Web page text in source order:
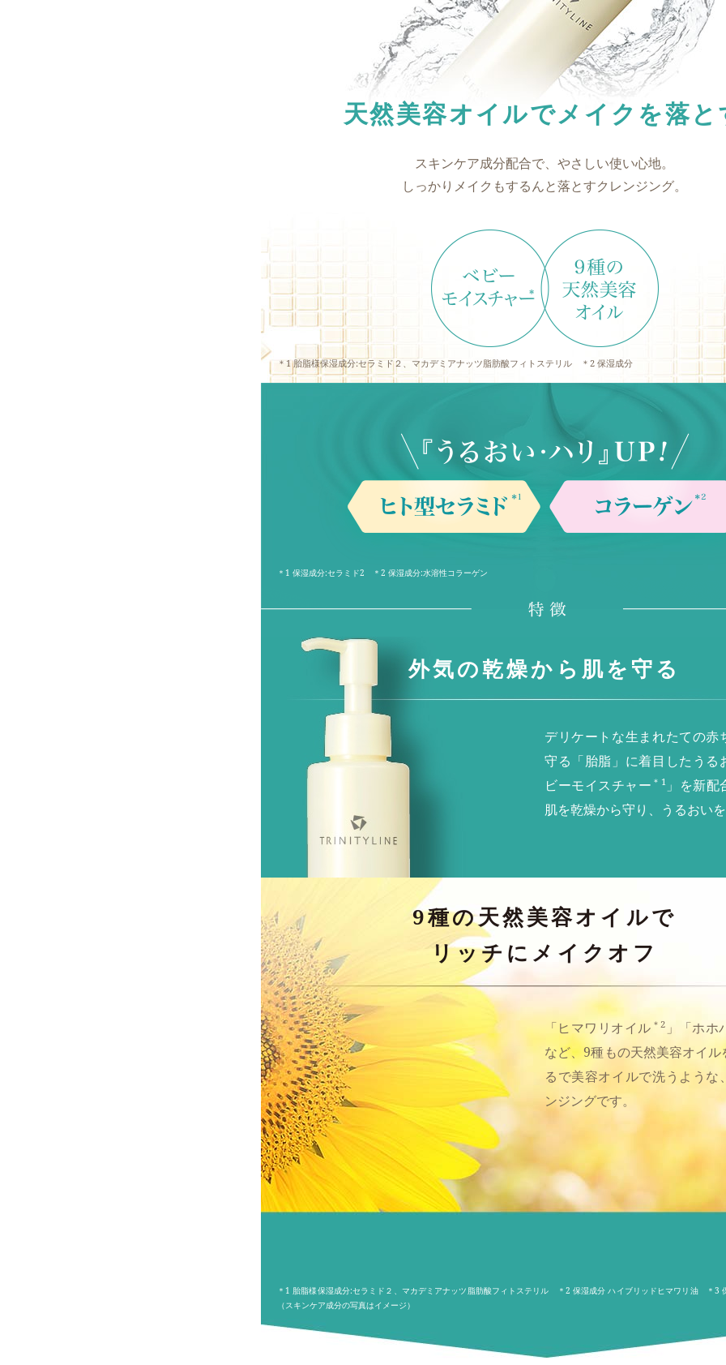
天然美容オイルでメイクを落と
スキンケア成分配合で、やさしい使い心地。
しっかりメイクもするんと落とすクレンジング。
＊1 胎脂様保湿成分:セラミド２、マカデミアナッツ脂肪酸フィトステリル ＊2 保湿成分
＊1 保湿成分:セラミド2 ＊2 保湿成分:水溶性コラーゲン
外気の乾燥から肌を守る
デリケートな生まれたての赤
守る「胎脂」に着目したうる
ビーモイスチャー ＊1」を新配
肌を乾燥から守り、うるおい
9種の天然美容オイルで
リッチにメイクオフ
「ヒマワリオイル ＊2 」「ホホ
など、9種もの天然美容オイ
るで美容オイルで洗うような
ンジングです。
＊1 胎脂様保湿成分:セラミド２、マカデミアナッツ脂肪酸フィトステリル ＊2 保湿成分 ハイブリッドヒマワリ油 ＊3
（スキンケア成分の写真はイメージ）